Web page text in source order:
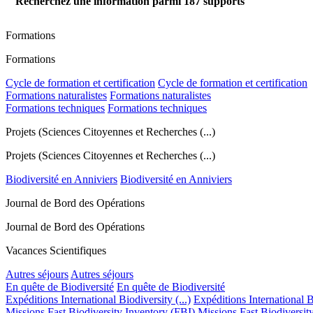
Formations
Formations
Cycle de formation et certification Cycle de formation et certification
Formations naturalistes Formations naturalistes
Formations techniques Formations techniques
Projets (Sciences Citoyennes et Recherches (...)
Projets (Sciences Citoyennes et Recherches (...)
Biodiversité en Anniviers Biodiversité en Anniviers
Journal de Bord des Opérations
Journal de Bord des Opérations
Vacances Scientifiques
Autres séjours Autres séjours
En quête de Biodiversité En quête de Biodiversité
Expéditions International Biodiversity (...) Expéditions International